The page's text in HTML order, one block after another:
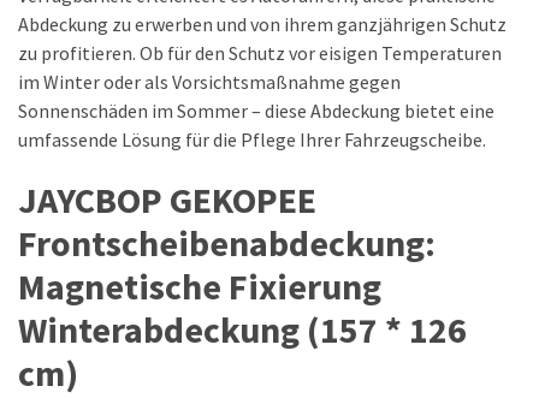
Abdeckung zu erwerben und von ihrem ganzjährigen Schutz
zu profitieren. Ob für den Schutz vor eisigen Temperaturen
im Winter oder als Vorsichtsmaßnahme gegen
Sonnenschäden im Sommer – diese Abdeckung bietet eine
umfassende Lösung für die Pflege Ihrer Fahrzeugscheibe.
JAYCBOP GEKOPEE
Frontscheibenabdeckung:
Magnetische Fixierung
Winterabdeckung (157 * 126
cm)